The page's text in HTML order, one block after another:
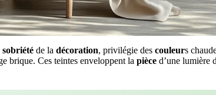
sobriété de la décoration, privilégie des couleurs
brique. Ces teintes enveloppent la pièce d’une lumière